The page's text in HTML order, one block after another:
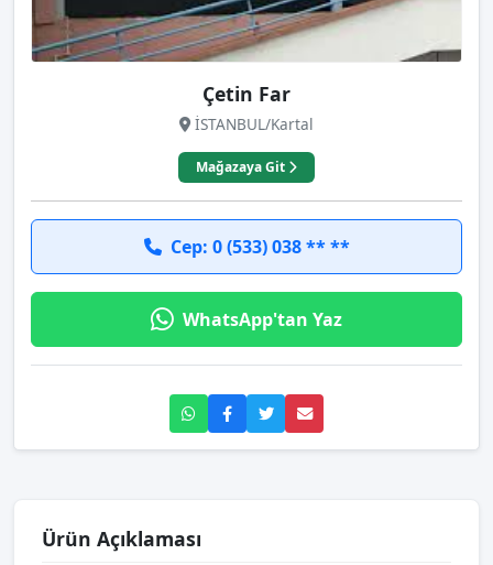
Çetin Far
İSTANBUL/Kartal
Mağazaya Git
Cep: 0 (533) 038 ** **
WhatsApp'tan Yaz
Ürün Açıklaması